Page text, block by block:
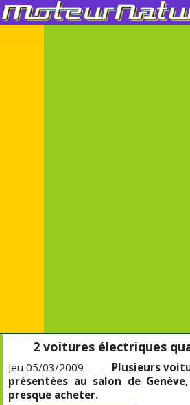
2 voitures électriques
Jeu 05/03/2009 — Plusieurs
présentées au salon de
presque acheter.